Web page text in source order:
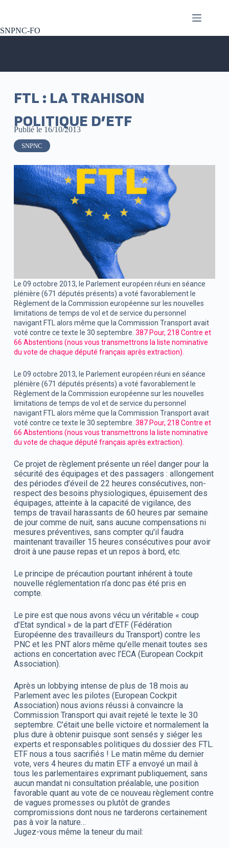
SNPNC-FO
FTL : LA TRAHISON
POLITIQUE D’ETF
Publié le 16/10/2013
SNPNC
Le 09 octobre 2013, le Parlement européen réuni en séance
plénière (671 députés présents) a voté favorablement le
Règlement de la Commission européenne sur les nouvelles
limitations de temps de vol et de service du personnel
navigant FTL alors même que la Commission Transport avait
voté contre ce texte le 30 septembre. 387 Pour, 218 Contre et
66 Abstentions (nous vous transmettrons la liste nominative
du vote de chaque député français après extraction).
Le 09 octobre 2013, le Parlement européen réuni en séance
plénière (671 députés présents) a voté favorablement le
Règlement de la Commission européenne sur les nouvelles
limitations de temps de vol et de service du personnel
navigant FTL alors même que la Commission Transport avait
voté contre ce texte le 30 septembre. 387 Pour, 218 Contre et
66 Abstentions (nous vous transmettrons la liste nominative
du vote de chaque député français après extraction).
Ce projet de règlement présente un réel danger pour la
sécurité des équipages et des passagers : allongement
des périodes d’éveil de 22 heures consécutives, non-
respect des besoins physiologiques, épuisement des
équipages, atteinte à la capacité de vigilance, des
temps de travail harassants de 60 heures par semaine
de jour comme de nuit, sans aucune compensations ni
mesures préventives, sans compter qu'il faudra
maintenant travailler 15 heures consécutives pour avoir
droit à une pause repas et un repos à bord, etc.
Le principe de précaution pourtant inhérent à toute
nouvelle réglementation n’a donc pas été pris en
compte.
Le pire est que nous avons vécu un véritable « coup
d’Etat syndical » de la part d’ETF (Fédération
Européenne des travailleurs du Transport) contre les
PNC et les PNT alors même qu’elle menait toutes ses
actions en concertation avec l’ECA (European Cockpit
Association).
Après un lobbying intense de plus de 18 mois au
Parlement avec les pilotes (European Cockpit
Association) nous avions réussi à convaincre la
Commission Transport qui avait rejeté le texte le 30
septembre. C’était une belle victoire et normalement la
plus dure à obtenir puisque sont sensés y siéger les
experts et responsables politiques du dossier des FTL.
ETF nous a tous sacrifiés ! Le matin même du dernier
vote, vers 4 heures du matin ETF a envoyé un mail à
tous les parlementaires exprimant publiquement, sans
aucun mandat ni consultation préalable, une position
favorable quant au vote de ce nouveau règlement contre
de vagues promesses ou plutôt de grandes
compromissions dont nous ne tarderons certainement
pas à voir la nature…
Jugez-vous même la teneur du mail: